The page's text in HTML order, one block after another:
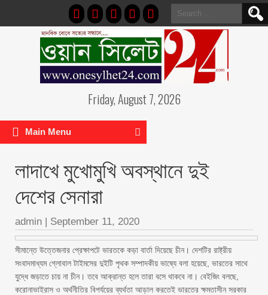
Search
for:
Friday, August 7, 2026
Main Menu
লাদাখে মুখোমুখি অবস্থানে দুই
দেশের সেনারা
admin | September 11, 2020
সীমান্তে উত্তেজনার প্রেক্ষাপটে ভারতকে কড়া বার্তা দিয়েছে চীন। দেশটির রাষ্ট্রীয়
সংবাদমাধ্যম গ্লোবাল টাইমসের দুইটি পৃথক সম্পাদকীয় ভাষ্যে বলা হয়েছে, ভারতের সাথে
যুদ্ধে জড়াতে চায় না চীন। তবে আক্রান্ত হলে তারা বসে থাকবে না। বেইজিং বলছে,
করোনাভাইরাস ও অর্থনীতির বিপর্যয়ের ব্যর্থতা আড়াল করতেই ভারতের ক্ষমতাসীন সরকার